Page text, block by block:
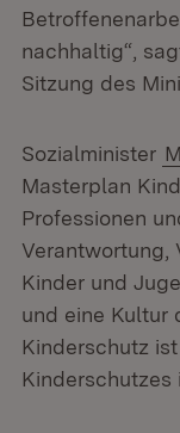
nachhaltig“,
Sitzung des
Sozialminister
Masterplan
Professionen
Verantwortung,
Kinder und
und eine Kultur
Kinderschutz
Kinderschutzes